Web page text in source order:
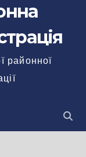
районної